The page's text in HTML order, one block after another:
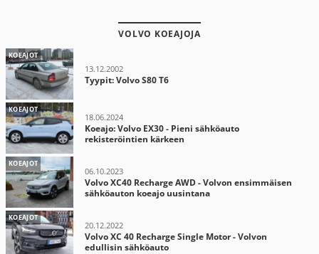
VOLVO KOEAJOJA
KOEAJOT
13.12.2002
Tyypit: Volvo S80 T6
KOEAJOT
18.06.2024
Koeajo: Volvo EX30 - Pieni sähköauto
rekisteröintien kärkeen
KOEAJOT
06.10.2023
Volvo XC40 Recharge AWD - Volvon ensimmäisen
sähköauton koeajo uusintana
KOEAJOT
20.12.2022
Volvo XC 40 Recharge Single Motor - Volvon
edullisin sähköauto